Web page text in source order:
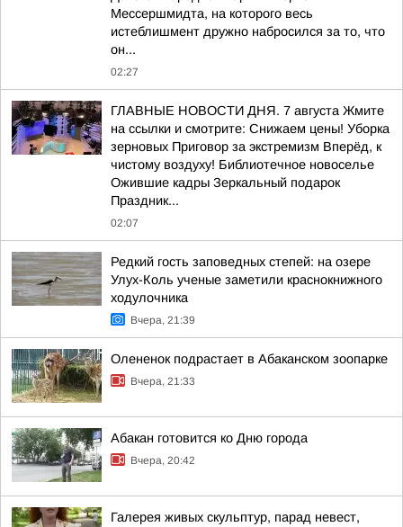
Мессершмидта, на которого весь
истеблишмент дружно набросился за то, что
он...
02:27
ГЛАВНЫЕ НОВОСТИ ДНЯ. 7 августа Жмите
на ссылки и смотрите: Снижаем цены! Уборка
зерновых Приговор за экстремизм Вперёд, к
чистому воздуху! Библиотечное новоселье
Ожившие кадры Зеркальный подарок
Праздник...
02:07
Редкий гость заповедных степей: на озере
Улух-Коль ученые заметили краснокнижного
ходулочника
Вчера, 21:39
Олененок подрастает в Абаканском зоопарке
Вчера, 21:33
Абакан готовится ко Дню города
Вчера, 20:42
Галерея живых скульптур, парад невест,